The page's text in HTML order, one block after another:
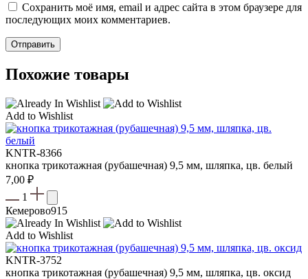
Сохранить моё имя, email и адрес сайта в этом браузере для
последующих моих комментариев.
Похожие товары
Add to Wishlist
KNTR-8366
кнопка трикотажная (рубашечная) 9,5 мм, шляпка, цв. белый
7,00 ₽
1
Кемерово915
Add to Wishlist
KNTR-3752
кнопка трикотажная (рубашечная) 9,5 мм, шляпка, цв. оксид